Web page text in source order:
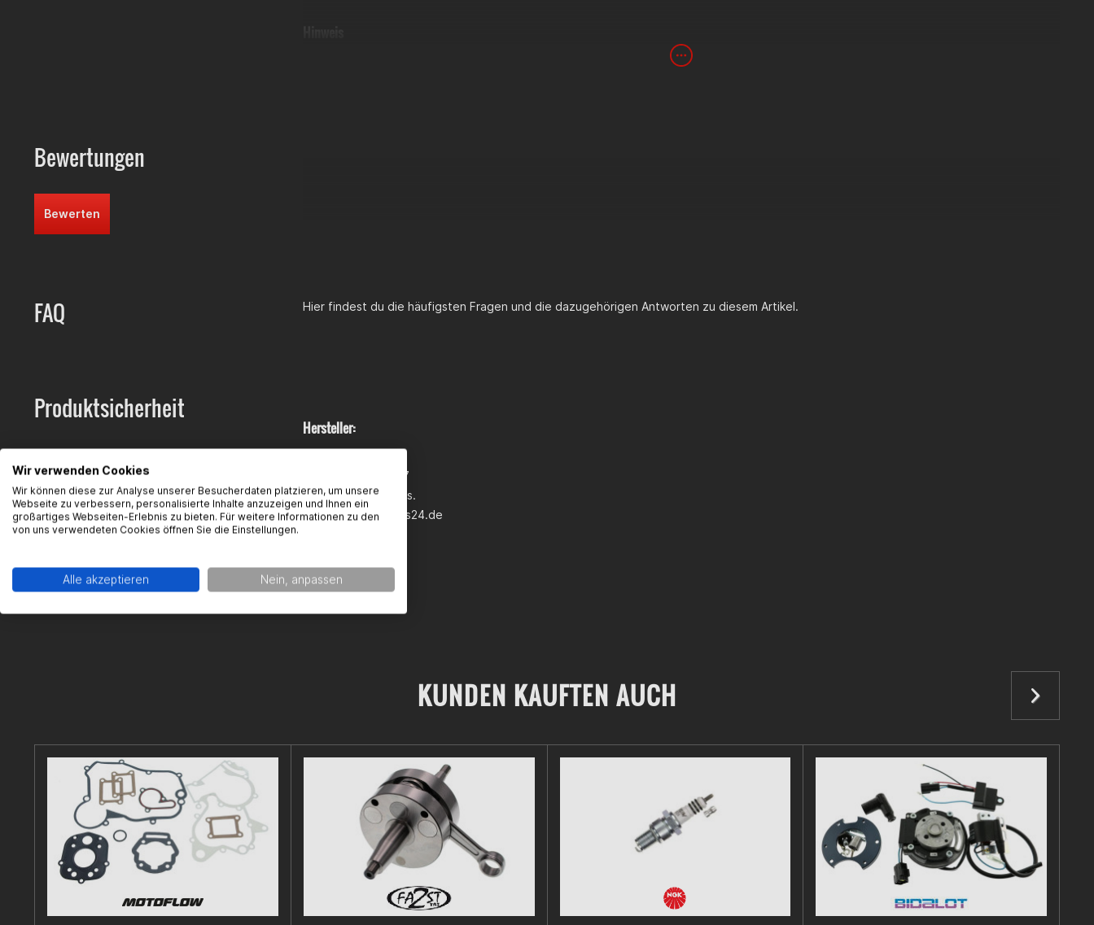
Der Membranblock wird ursprünglich als Membranblock für Honda CR 80 & CR 85 Modelle geliefert. Es ist jedoch mit ein paar
Bewertungen
Bewerten
FAQ Hier findest du die häufigsten Fragen und die dazugehörigen Antworten zu diesem Artikel.
Produktsicherheit
Hersteller:
Im Langgewann 5-7
65719 Hofheim a.Ts.
support@gearparts24.de
KUNDEN KAUFTEN AUCH
Wir verwenden Cookies
Wir können diese zur Analyse unserer Besucherdaten platzieren, um unsere
Webseite zu verbessern, personalisierte Inhalte anzuzeigen und Ihnen ein
großartiges Webseiten-Erlebnis zu bieten. Für weitere Informationen zu den
von uns verwendeten Cookies öffnen Sie die Einstellungen.
Alle akzeptieren Nein, anpassen